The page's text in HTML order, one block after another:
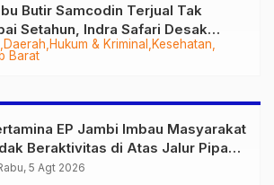
Daerah Hukum & Kriminal
Kesehatan
Barat
Butir Samcodin Terjual Tak
Setahun, Indra Safari Desak
Menyeluruh
EP Jambi Imbau Masyarakat
Beraktivitas di Atas Jalur Pipa
Demi Keselamatan Bersama
5 Agt 2026